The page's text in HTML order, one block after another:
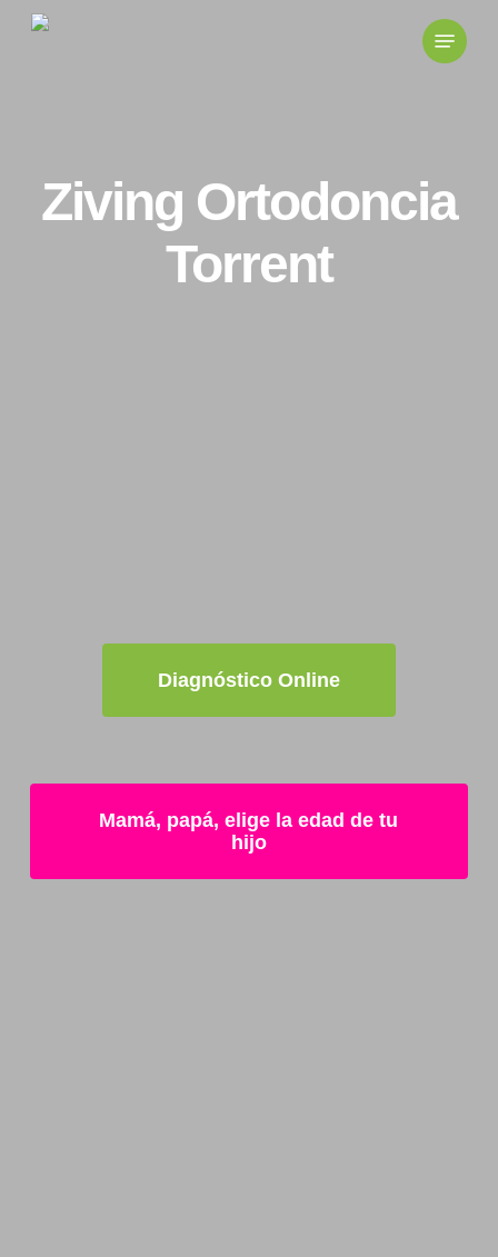
Skip
Ziving Ortodoncia
Torrent
Diagnóstico Online
Mamá, papá, elige la edad de tu
hijo